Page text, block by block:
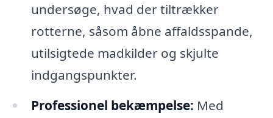
undersøge, hvad der tiltrækker
rotterne, såsom åbne affaldsspande,
utilsigtede madkilder og skjulte
indgangspunkter.
Professionel bekæmpelse: Med